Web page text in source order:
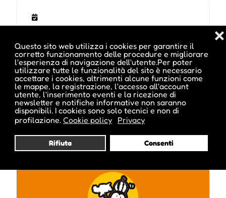
Questo sito web utilizza i cookies per garantire il
corretto funzionamento delle procedure e migliorare
l'esperienza di navigazione dell'utente.Per poter
utilizzare tutte le funzionalità del sito è necessario
accettare i cookies, altrimenti alcune funzioni come
le mappe, la registrazione, l'accesso all'account
utente, l'inserimento eventi e la ricezione di
newsletter e notifiche informative non saranno
disponibili. I cookies sono solo tecnici e non di
profilazione. Cookie policy Privacy
Rifiuta Consenti
❌
Pubblicato da :
cristina inside